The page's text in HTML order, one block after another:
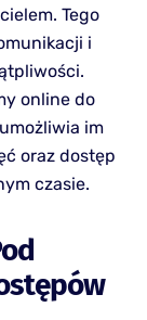
Tego
i
online do
im
oraz dostęp
czasie.